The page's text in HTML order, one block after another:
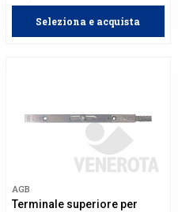
Seleziona e acquista
AGB
Terminale superiore per